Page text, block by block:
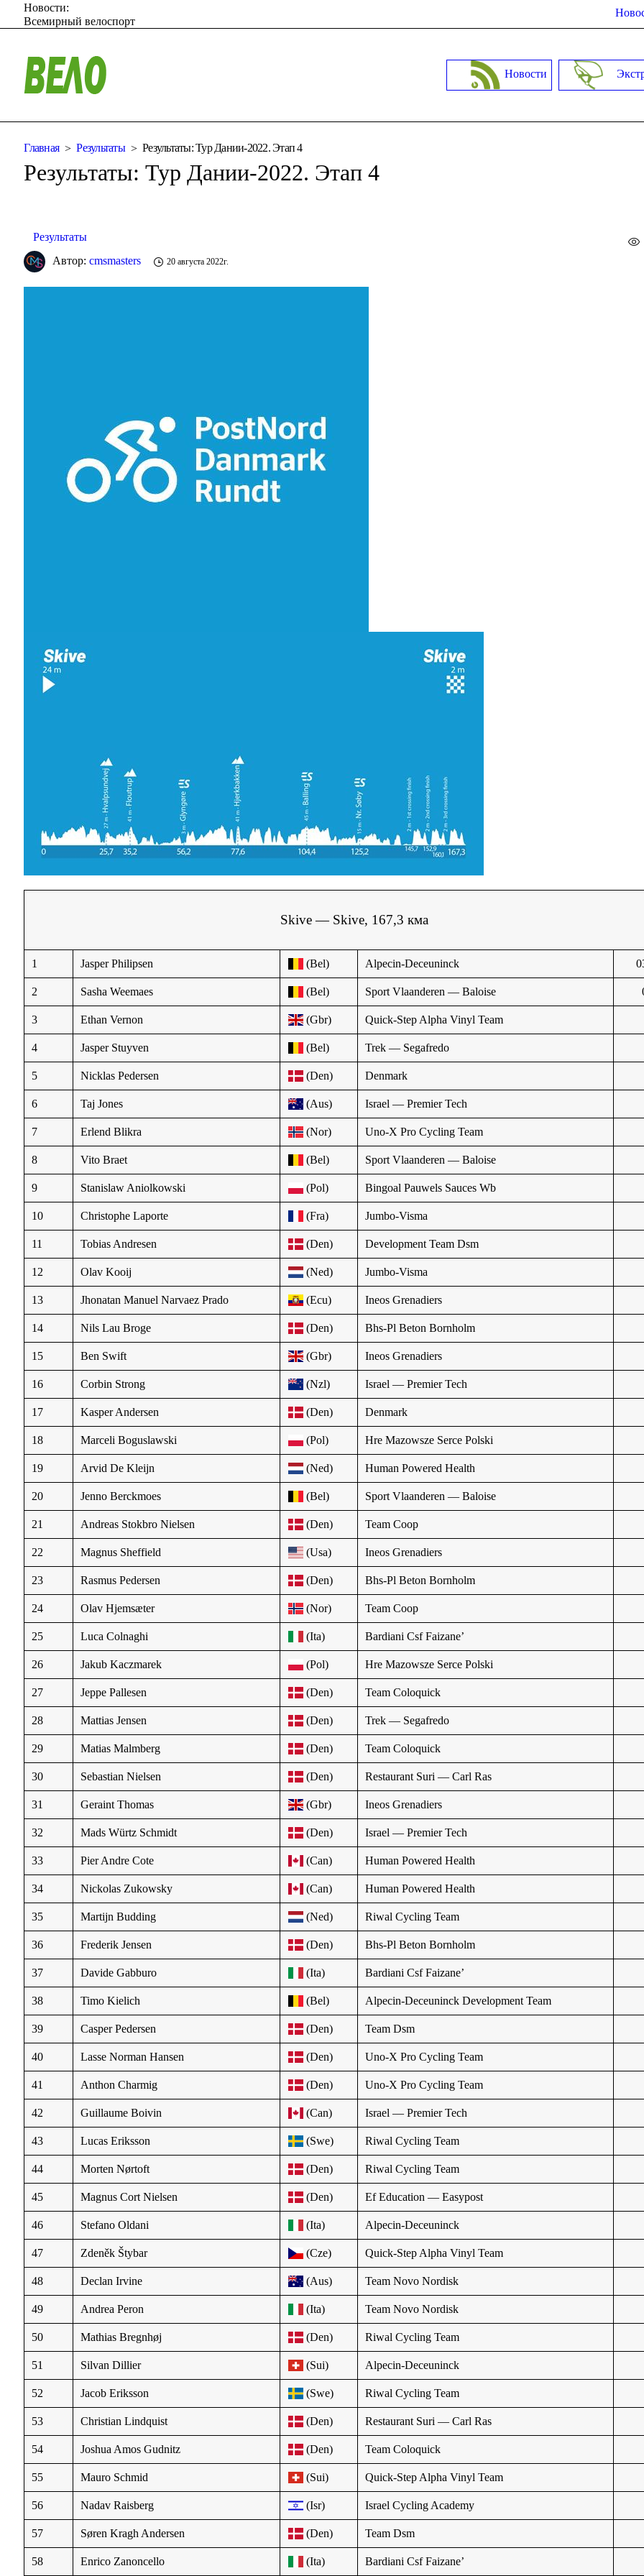
Новости:
Всемирный велоспорт
Новости
Главная Результаты Результаты: Тур Дании-2022. Этап 4
Результаты: Тур Дании-2022. Этап 4
Результаты
Автор:cmsmasters 20 августа 2022г.
Skive — Skive, 167,3 кма
1 Jasper Philipsen (Bel) Alpecin-Deceuninck
2 Sasha Weemaes (Bel) Sport Vlaanderen — Baloise
3 Ethan Vernon (Gbr) Quick-Step Alpha Vinyl Team
4 Jasper Stuyven (Bel) Trek — Segafredo
5 Nicklas Pedersen (Den) Denmark
6 Taj Jones (Aus) Israel — Premier Tech
7 Erlend Blikra (Nor) Uno-X Pro Cycling Team
8 Vito Braet (Bel) Sport Vlaanderen — Baloise
9 Stanislaw Aniolkowski (Pol) Bingoal Pauwels Sauces Wb
10 Christophe Laporte (Fra) Jumbo-Visma
11 Tobias Andresen (Den) Development Team Dsm
12 Olav Kooij (Ned) Jumbo-Visma
13 Jhonatan Manuel Narvaez Prado (Ecu) Ineos Grenadiers
14 Nils Lau Broge (Den) Bhs-Pl Beton Bornholm
15 Ben Swift (Gbr) Ineos Grenadiers
16 Corbin Strong (Nzl) Israel — Premier Tech
17 Kasper Andersen (Den) Denmark
18 Marceli Boguslawski (Pol) Hre Mazowsze Serce Polski
19 Arvid De Kleijn (Ned) Human Powered Health
20 Jenno Berckmoes (Bel) Sport Vlaanderen — Baloise
21 Andreas Stokbro Nielsen (Den) Team Coop
22 Magnus Sheffield (Usa) Ineos Grenadiers
23 Rasmus Pedersen (Den) Bhs-Pl Beton Bornholm
24 Olav Hjemsæter (Nor) Team Coop
25 Luca Colnaghi (Ita) Bardiani Csf Faizane’
26 Jakub Kaczmarek (Pol) Hre Mazowsze Serce Polski
27 Jeppe Pallesen (Den) Team Coloquick
28 Mattias Jensen (Den) Trek — Segafredo
29 Matias Malmberg (Den) Team Coloquick
30 Sebastian Nielsen (Den) Restaurant Suri — Carl Ras
31 Geraint Thomas (Gbr) Ineos Grenadiers
32 Mads Würtz Schmidt (Den) Israel — Premier Tech
33 Pier Andre Cote (Can) Human Powered Health
34 Nickolas Zukowsky (Can) Human Powered Health
35 Martijn Budding (Ned) Riwal Cycling Team
36 Frederik Jensen (Den) Bhs-Pl Beton Bornholm
37 Davide Gabburo (Ita) Bardiani Csf Faizane’
38 Timo Kielich (Bel) Alpecin-Deceuninck Development Team
39 Casper Pedersen (Den) Team Dsm
40 Lasse Norman Hansen (Den) Uno-X Pro Cycling Team
41 Anthon Charmig (Den) Uno-X Pro Cycling Team
42 Guillaume Boivin (Can) Israel — Premier Tech
43 Lucas Eriksson (Swe) Riwal Cycling Team
44 Morten Nørtoft (Den) Riwal Cycling Team
45 Magnus Cort Nielsen (Den) Ef Education — Easypost
46 Stefano Oldani (Ita) Alpecin-Deceuninck
47 Zdeněk Štybar (Cze) Quick-Step Alpha Vinyl Team
48 Declan Irvine (Aus) Team Novo Nordisk
49 Andrea Peron (Ita) Team Novo Nordisk
50 Mathias Bregnhøj (Den) Riwal Cycling Team
51 Silvan Dillier (Sui) Alpecin-Deceuninck
52 Jacob Eriksson (Swe) Riwal Cycling Team
53 Christian Lindquist (Den) Restaurant Suri — Carl Ras
54 Joshua Amos Gudnitz (Den) Team Coloquick
55 Mauro Schmid (Sui) Quick-Step Alpha Vinyl Team
56 Nadav Raisberg (Isr) Israel Cycling Academy
57 Søren Kragh Andersen (Den) Team Dsm
58 Enrico Zanoncello (Ita) Bardiani Csf Faizane’